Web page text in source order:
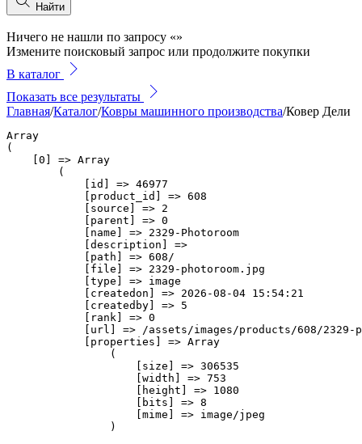
Найти
Ничего не нашли по запросу «»
Измените поисковый запрос или продолжите покупки
В каталог
Показать все результаты
Главная/Каталог/Ковры машинного производства/Ковер Дели
Array
(
    [0] => Array
        (
            [id] => 46977
            [product_id] => 608
            [source] => 2
            [parent] => 0
            [name] => 2329-Photoroom
            [description] =>
            [path] => 608/
            [file] => 2329-photoroom.jpg
            [type] => image
            [createdon] => 2026-08-04 15:54:21
            [createdby] => 5
            [rank] => 0
[url] => /assets/images/products/608/2329-
            [properties] => Array
                (
                    [size] => 306535
                    [width] => 753
                    [height] => 1080
                    [bits] => 8
                    [mime] => image/jpeg
                )